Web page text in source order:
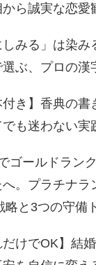
ら誠実な恋愛
しみる」は染
ぶ、プロの漢
付き】香典の書
も迷わない実
ゴールドラン
へ。プラチナラ
略と3つの守備
だけでOK】結